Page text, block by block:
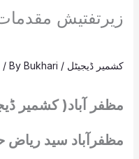
زیرتفتیش
کشمیر ڈیجیٹل /
/ ByBukhari
مظفر آباد( کشمیر
مظفرآباد سید